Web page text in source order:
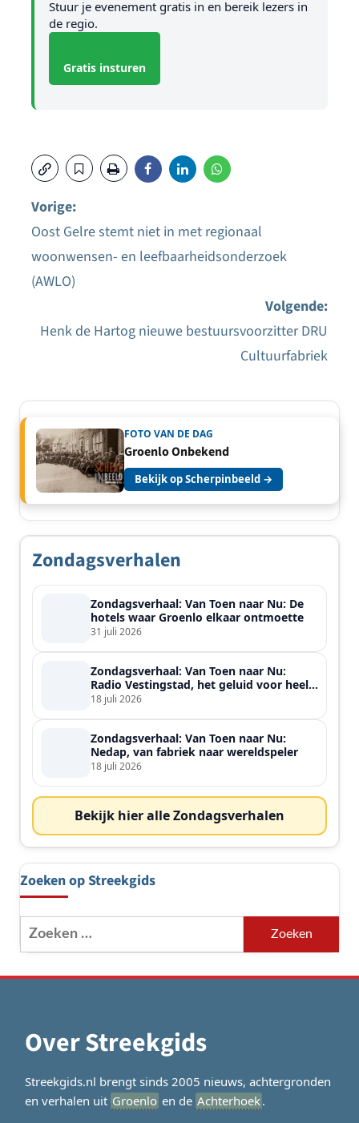
Stuur je evenement gratis in en bereik lezers in
de regio.
Gratis insturen
Bericht
navigatie
Vorige:
Oost Gelre stemt niet in met regionaal
woonwensen- en leefbaarheidsonderzoek
(AWLO)
Volgende:
Henk de Hartog nieuwe bestuursvoorzitter DRU
Cultuurfabriek
FOTO VAN DE DAG
Groenlo Onbekend
Bekijk op Scherpinbeeld →
Zondagsverhalen
Zondagsverhaal: Van Toen naar Nu: De
hotels waar Groenlo elkaar ontmoette
31 juli 2026
Zondagsverhaal: Van Toen naar Nu:
Radio Vestingstad, het geluid voor heel
de streek
18 juli 2026
Zondagsverhaal: Van Toen naar Nu:
Nedap, van fabriek naar wereldspeler
18 juli 2026
Bekijk hier alle Zondagsverhalen
Zoeken op Streekgids
Zoeken
naar:
Over Streekgids
Streekgids.nl brengt sinds 2005 nieuws, achtergronden
en verhalen uit Groenlo en de Achterhoek.